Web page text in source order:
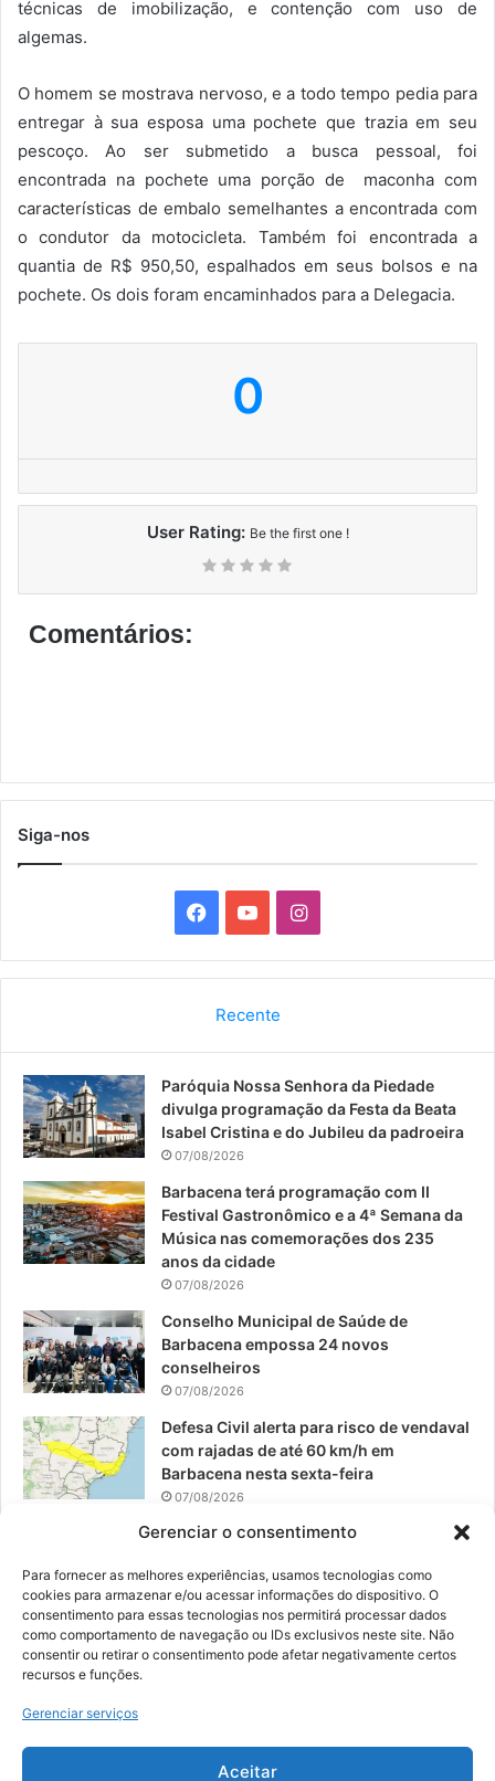
Gerenciar o consentimento
Para fornecer as melhores experiências, usamos tecnologias como
cookies para armazenar e/ou acessar informações do dispositivo. O
consentimento para essas tecnologias nos permitirá processar dados
como comportamento de navegação ou IDs exclusivos neste site. Não
consentir ou retirar o consentimento pode afetar negativamente certos
recursos e funções.
Gerenciar serviços
Aceitar
técnicas de imobilização, e contenção com uso de
algemas.
O homem se mostrava nervoso, e a todo tempo pedia para
entregar à sua esposa uma pochete que trazia em seu
pescoço. Ao ser submetido a busca pessoal, foi
encontrada na pochete uma porção de maconha com
características de embalo semelhantes a encontrada com
o condutor da motocicleta. Também foi encontrada a
quantia de R$ 950,50, espalhados em seus bolsos e na
pochete. Os dois foram encaminhados para a Delegacia.
0
User Rating: Be the first one !
Comentários:
Siga-nos
a
b
o
k
o
u
b
I
n
a
g
a
Recente
Paróquia Nossa Senhora da Piedade
divulga programação da Festa da Beata
Isabel Cristina e do Jubileu da padroeira
07/08/2026
Barbacena terá programação com II
Festival Gastronômico e a 4ª Semana da
Música nas comemorações dos 235
anos da cidade
07/08/2026
Conselho Municipal de Saúde de
Barbacena empossa 24 novos
conselheiros
07/08/2026
Defesa Civil alerta para risco de vendaval
com rajadas de até 60 km/h em
Barbacena nesta sexta-feira
07/08/2026
EPCAR tem a melhor nota do IDEB no
06/08/2026
© 2026, Todos os direitos reservados | Desenvolvido por:
Digital Business| Hospedado por:NP Publicidade